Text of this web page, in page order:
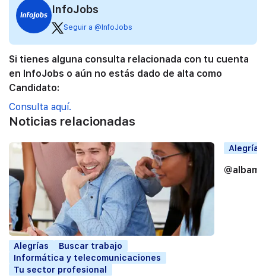
InfoJobs
Seguir a @InfoJobs
Si tienes alguna consulta relacionada con tu cuenta
en InfoJobs o aún no estás dado de alta como
Candidato:
Consulta aquí.
Noticias relacionadas
Alegrías
Buscar trabajo
Informática y telecomunicaciones
Tu sector profesional
Alegrías